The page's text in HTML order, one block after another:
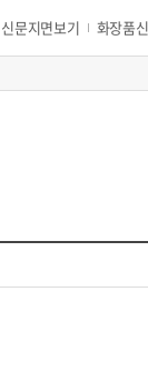
신문지면보기 화장품